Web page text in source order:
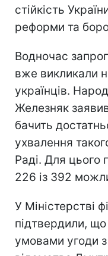
стійкість
реформи та
Водночас
вже викликали
українців.
Железняк
бачить
ухвалення
Раді. Для цього
226 із 392
У Міністерстві
підтвердили,
умовами угоди